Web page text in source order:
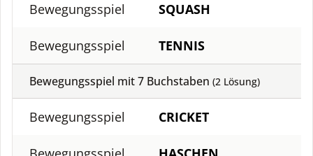
Bewegungsspiel SQUASH
Bewegungsspiel TENNIS
Bewegungsspiel mit7 Buchstaben (2 Lösung)
Bewegungsspiel CRICKET